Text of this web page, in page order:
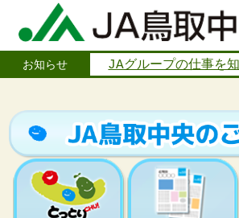
お知らせ